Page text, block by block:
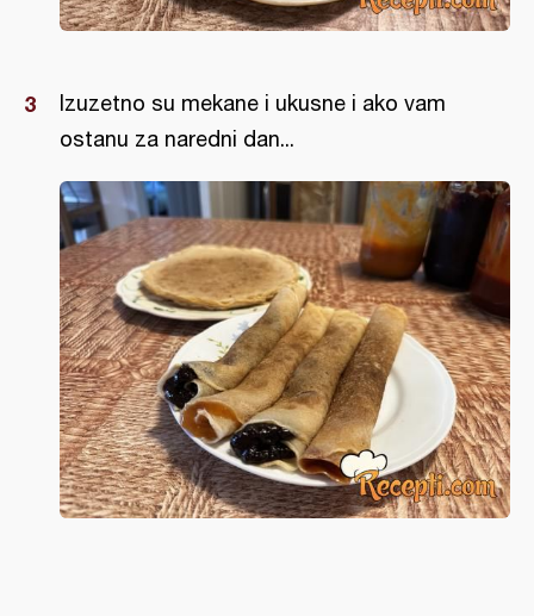
Izuzetno su mekane i ukusne i ako vam
ostanu za naredni dan...